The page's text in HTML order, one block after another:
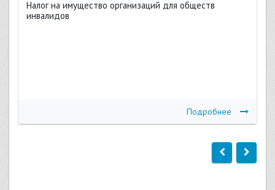
Налог на имущество организаций для обществ
инвалидов
Подробнее